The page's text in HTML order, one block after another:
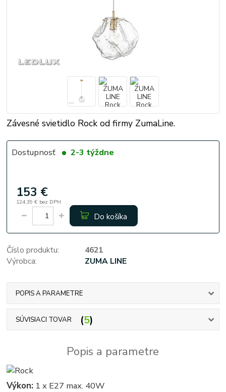
Závesné svietidlo Rock od firmy ZumaLine.
Dostupnosť 2-3 týždne
153 €
124,39 € bez DPH
Do košíka
Číslo produktu:
4621
Výrobca:
ZUMA LINE
POPIS A PARAMETRE
SÚVISIACI TOVAR 5
Popis a parametre
Výkon: 1 x E27 max. 40W